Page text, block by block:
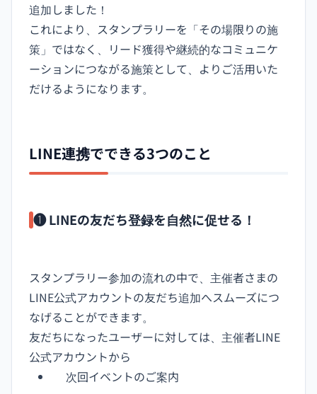
追加しました！
これにより、スタンプラリーを「その場限りの施
策」ではなく、リード獲得や継続的なコミュニケ
ーションにつながる施策として、よりご活用いた
だけるようになります。
LINE連携でできる3つのこと
❶ LINEの友だち登録を自然に促せる！
スタンプラリー参加の流れの中で、主催者さまの
LINE公式アカウントの友だち追加へスムーズにつ
なげることができます。
友だちになったユーザーに対しては、主催者LINE
公式アカウントから
次回イベントのご案内